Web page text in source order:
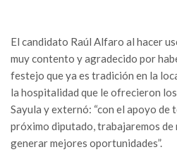
El candidato Raúl Alfaro al hacer
muy contento y agradecido por
festejo que ya es tradición en la
la hospitalidad que le ofrecieron
Sayula y externó: “con el apoyo de
próximo diputado, trabajaremos de
generar mejores oportunidades”.